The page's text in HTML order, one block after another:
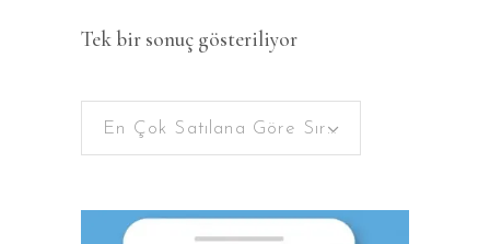
Tek bir sonuç gösteriliyor
En Çok Satılana Göre Sırala